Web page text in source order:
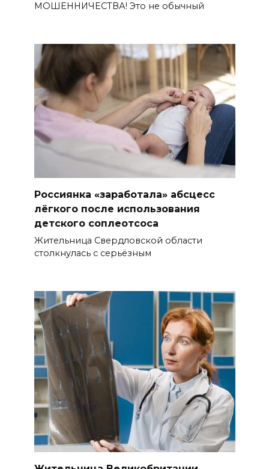
МОШЕННИЧЕСТВА! Это не обычный
Россиянка «заработала» абсцесс
лёгкого после использования
детского соплеотсоса
Жительница Свердловской области
столкнулась с серьёзным